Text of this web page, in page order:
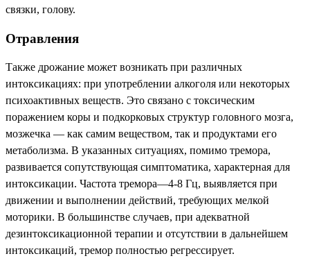
связки, голову.
Отравления
Также дрожание может возникать при различных
интоксикациях: при употреблении алкоголя или некоторых
психоактивных веществ. Это связано с токсическим
поражением коры и подкорковых структур головного мозга,
мозжечка — как самим веществом, так и продуктами его
метаболизма. В указанных ситуациях, помимо тремора,
развивается сопутствующая симптоматика, характерная для
интоксикации. Частота тремора—4-8 Гц, выявляется при
движении и выполнении действий, требующих мелкой
моторики. В большинстве случаев, при адекватной
дезинтоксикационной терапии и отсутствии в дальнейшем
интоксикаций, тремор полностью регрессирует.